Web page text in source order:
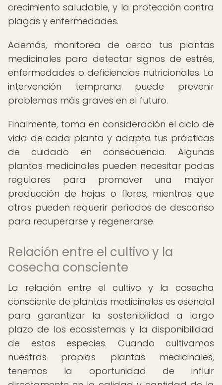
crecimiento saludable, y la protección contra
plagas y enfermedades.
Además, monitorea de cerca tus plantas
medicinales para detectar signos de estrés,
enfermedades o deficiencias nutricionales. La
intervención temprana puede prevenir
problemas más graves en el futuro.
Finalmente, toma en consideración el ciclo de
vida de cada planta y adapta tus prácticas
de cuidado en consecuencia. Algunas
plantas medicinales pueden necesitar podas
regulares para promover una mayor
producción de hojas o flores, mientras que
otras pueden requerir períodos de descanso
para recuperarse y regenerarse.
Relación entre el cultivo y la
cosecha consciente
La relación entre el cultivo y la cosecha
consciente de plantas medicinales es esencial
para garantizar la sostenibilidad a largo
plazo de los ecosistemas y la disponibilidad
de estas especies. Cuando cultivamos
nuestras propias plantas medicinales,
tenemos la oportunidad de influir